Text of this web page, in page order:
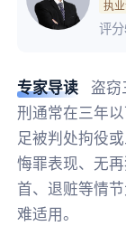
执
评
专家导读
盗
刑通常在三年
足被判处拘役
悔罪表现、无
首、退赃等情
难适用。